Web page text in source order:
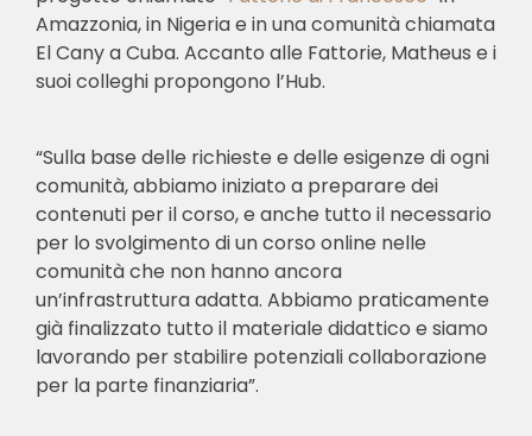
Amazzonia, in Nigeria e in una comunità chiamata
El Cany a Cuba. Accanto alle Fattorie, Matheus e i
suoi colleghi propongono l’Hub.
“Sulla base delle richieste e delle esigenze di ogni
comunità, abbiamo iniziato a preparare dei
contenuti per il corso, e anche tutto il necessario
per lo svolgimento di un corso online nelle
comunità che non hanno ancora
un’infrastruttura adatta. Abbiamo praticamente
già finalizzato tutto il materiale didattico e siamo
lavorando per stabilire potenziali collaborazione
per la parte finanziaria”.